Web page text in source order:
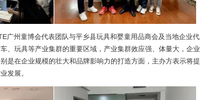
广州童博会代表团队与平乡县玩具和婴童用品商会及当地企业代
、玩具等产业集群的重要区域，产业集群效应强、体量大，企业
是在企业规模的壮大和品牌影响力的打造方面，主办方表示将提
发展。